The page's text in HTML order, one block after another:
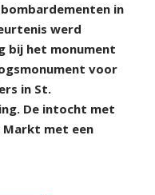
in
werd
bij het monument
voor
in St.
De intocht met
Markt met een